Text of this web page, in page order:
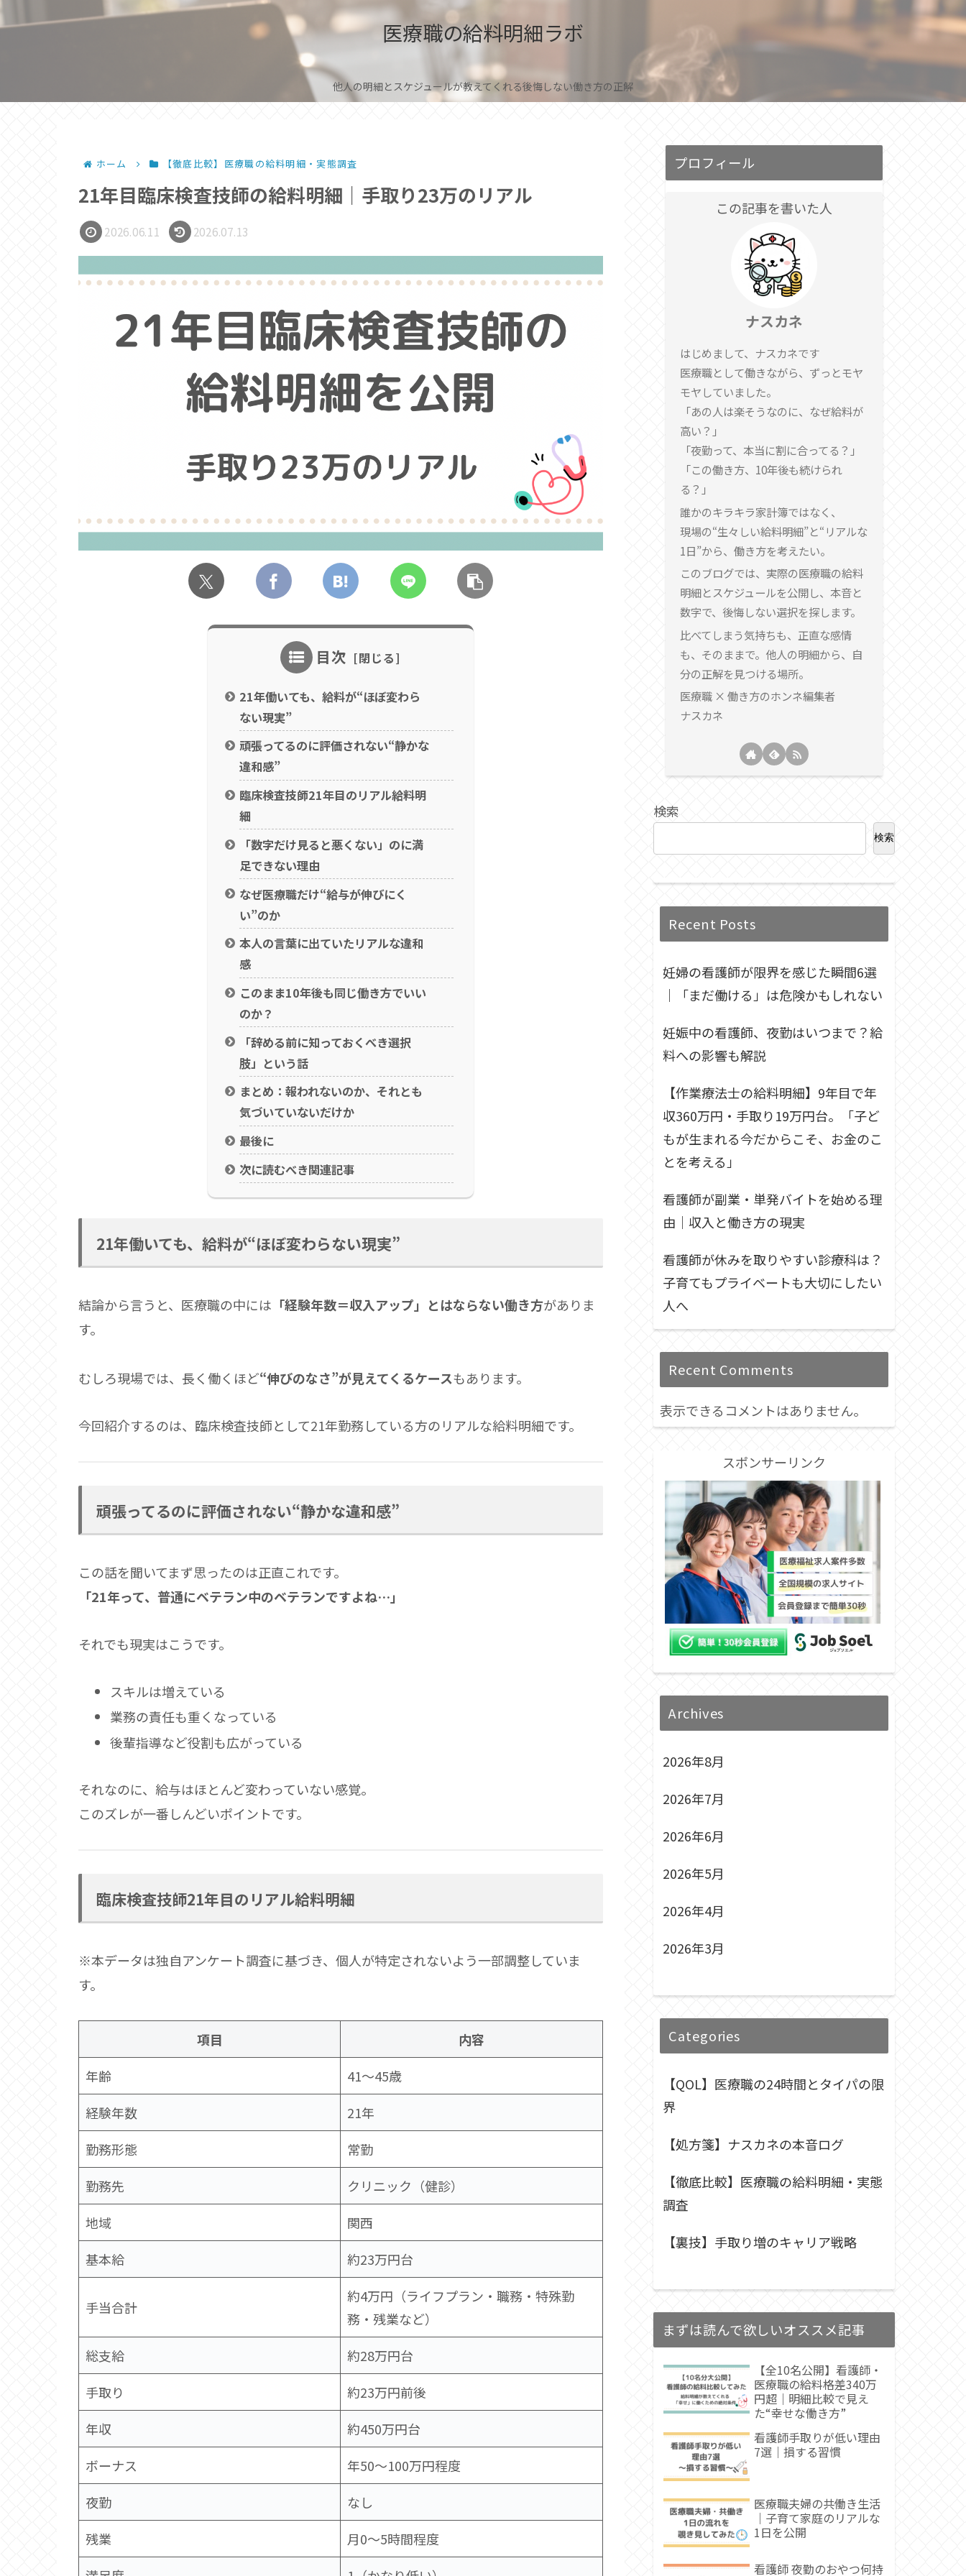
医療職の給料明細ラボ
他人の明細とスケジュールが教えてくれる後悔しない働き方の正解
ホーム 【徹底比較】医療職の給料明細・実態調査
21年目臨床検査技師の給料明細｜手取り23万のリアル
2026.06.11 2026.07.13
目次
21年働いても、給料が“ほぼ変わら
ない現実”
頑張ってるのに評価されない“静かな
違和感”
臨床検査技師21年目のリアル給料明
細
「数字だけ見ると悪くない」のに満
足できない理由
なぜ医療職だけ“給与が伸びにく
い”のか
本人の言葉に出ていたリアルな違和
感
このまま10年後も同じ働き方でいい
のか？
「辞める前に知っておくべき選択
肢」という話
まとめ：報われないのか、それとも
気づいていないだけか
最後に
次に読むべき関連記事
21年働いても、給料が“ほぼ変わらない現実”
結論から言うと、医療職の中には 「経験年数＝収入アップ」とはならない働き方がありま
す。
むしろ現場では、長く働くほど“伸びのなさ”が見えてくるケースもあります。
今回紹介するのは、臨床検査技師として21年勤務している方のリアルな給料明細です。
頑張ってるのに評価されない“静かな違和感”
この話を聞いてまず思ったのは正直これです。
「21年って、普通にベテラン中のベテランですよね…」
それでも現実はこうです。
スキルは増えている
業務の責任も重くなっている
後輩指導など役割も広がっている
それなのに、給与はほとんど変わっていない感覚。
このズレが一番しんどいポイントです。
臨床検査技師21年目のリアル給料明細
※本データは独自アンケート調査に基づき、個人が特定されないよう一部調整していま
す。
項目
内容
年齢
41〜45歳
経験年数
21年
勤務形態
常勤
勤務先
クリニック（健診）
地域
関西
基本給
約23万円台
手当合計
約4万円（ライフプラン・職務・特殊勤
務・残業など）
総支給
約28万円台
手取り
約23万円前後
年収
約450万円台
ボーナス
年50〜100万円程度
夜勤
なし
残業
月0〜5時間程度
プロフィール
この記事を書いた人
ナスカネ
はじめまして、ナスカネです
医療職として働きながら、ずっとモヤ
モヤしていました。
「あの人は楽そうなのに、なぜ給料が
高い？」
「夜勤って、本当に割に合ってる？」
「この働き方、10年後も続けられ
る？」
誰かのキラキラ家計簿ではなく、
現場の“生々しい給料明細”と“リアルな
1日”から、働き方を考えたい。
このブログでは、実際の医療職の給料
明細とスケジュールを公開し、本音と
数字で、後悔しない選択を探します。
比べてしまう気持ちも、正直な感情
も、そのままで。他人の明細から、自
分の正解を見つける場所。
医療職 × 働き方のホンネ編集者
ナスカネ
検索
検索
Recent Posts
妊婦の看護師が限界を感じた瞬間6選
｜「まだ働ける」は危険かもしれない
妊娠中の看護師、夜勤はいつまで？給
料への影響も解説
【作業療法士の給料明細】9年目で年
収360万円・手取り19万円台。「子ど
もが生まれる今だからこそ、お金のこ
とを考える」
看護師が副業・単発バイトを始める理
由｜収入と働き方の現実
看護師が休みを取りやすい診療科は？
子育てもプライベートも大切にしたい
人へ
Recent Comments
表示できるコメントはありません。
スポンサーリンク
Archives
2026年8月
2026年7月
2026年6月
2026年5月
2026年4月
2026年3月
Categories
【QOL】医療職の24時間とタイパの限
界
【処方箋】ナスカネの本音ログ
【徹底比較】医療職の給料明細・実態
調査
【裏技】手取り増のキャリア戦略
まずは読んで欲しいオススメ記事
【全10名公開】看護師・
医療職の給料格差340万
円超｜明細比較で見え
た“幸せな働き方”
看護師手取りが低い理由
7選｜損する習慣
医療職夫婦の共働き生活
｜子育て家庭のリアルな
1日を公開
看護師 夜勤のおやつ何持